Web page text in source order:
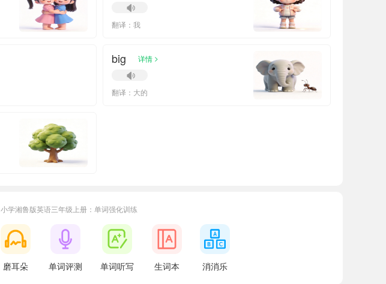
翻译：我
big 详情 >
翻译：大的
小学湘鲁版英语三年级上册：单词强化训练
磨耳朵 单词评测 单词听写 生词本 消消乐